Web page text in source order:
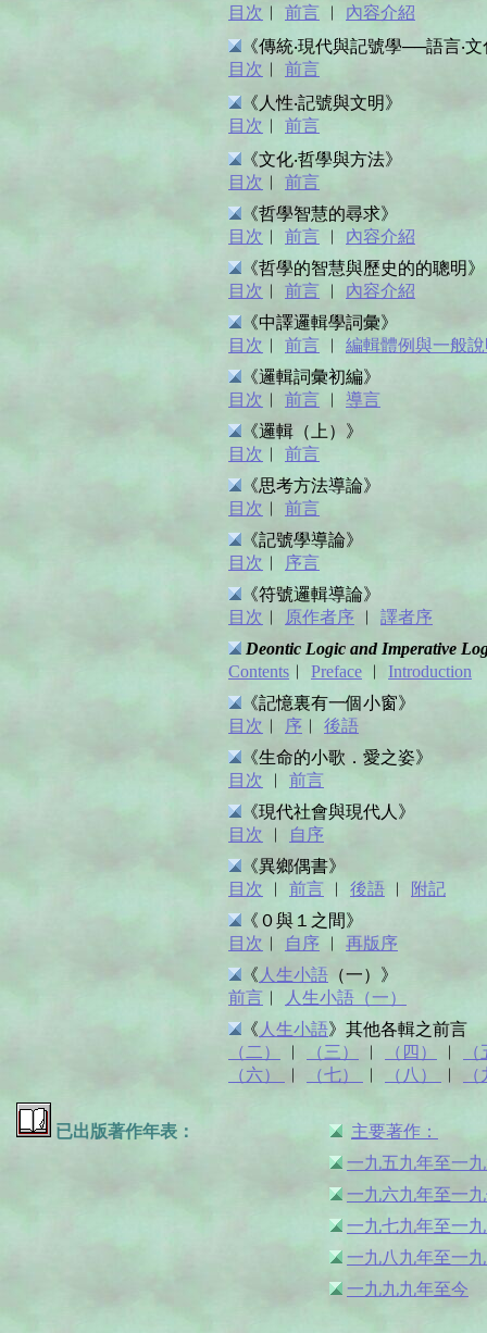
目次 ︱ 前言 ︱ 內容介紹
《傳統‧現代與記號學──語言‧
目次 ︱ 前言
《人性‧記號與文明》
目次 ︱ 前言
《文化‧哲學與方法》
目次 ︱ 前言
《哲學智慧的尋求》
目次 ︱ 前言 ︱ 內容介紹
《哲學的智慧與歷史的的聰明》
目次 ︱ 前言 ︱ 內容介紹
《中譯邏輯學詞彙》
目次 ︱ 前言 ︱ 編輯體例與一般
《邏輯詞彙初編》
目次 ︱ 前言 ︱ 導言
《邏輯（上）》
目次 ︱ 前言
《思考方法導論》
目次 ︱ 前言
《記號學導論》
目次 ︱
序言
《符號邏輯導論》
目次 ︱ 原作者序 ︱ 譯者序
Deontic Logic and Imperative
Contents ︱ Preface ︱ Introduction
《記憶裏有一個小窗》
目次 ︱ 序 ︱ 後語
《生命的小歌．愛之姿》
目次 ︱ 前言
《現代社會與現代人》
目次 ︱
自序
《異鄉偶書》
目次 ︱ 前言 ︱ 後語 ︱
附記
《０與１之間》
目次 ︱ 自序 ︱ 再版序
《 人生小語 （一）》
前言 ︱
人生小語（一）
《 人生小語》其他各輯之前言
（二）
︱ （三） ︱ （四） ︱
（六）
︱ （七） ︱ （八） ︱
已出版著作年表：
主要著作：
一九五九年至一
一九六九年至一
一九七九年至一
一九八九年至一
一九九九年至今